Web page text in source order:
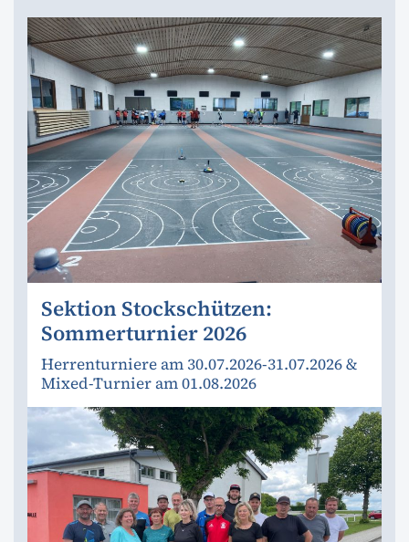
Sektion Stockschützen:
Sommerturnier 2026
Herrenturniere am 30.07.2026-31.07.2026 &
Mixed-Turnier am 01.08.2026